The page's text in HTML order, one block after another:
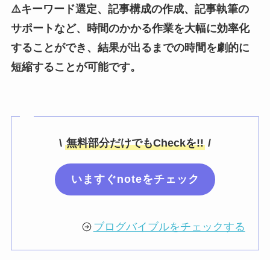
⚠️キーワード選定、記事構成の作成、記事執筆の
サポートなど、時間のかかる作業を大幅に効率化
することができ、結果が出るまでの時間を劇的に
短縮することが可能です。
\ 無料部分だけでもCheckを!! /
いますぐnoteをチェック
ブログバイブルをチェックする